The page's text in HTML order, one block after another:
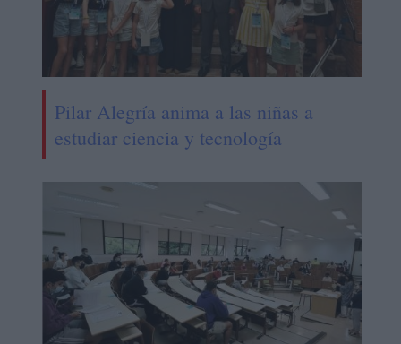
Pilar Alegría anima a las niñas a
estudiar ciencia y tecnología